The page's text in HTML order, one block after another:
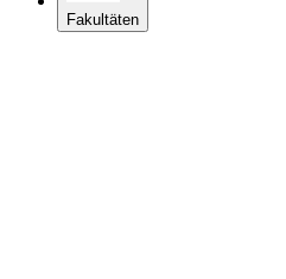
Fakultäten